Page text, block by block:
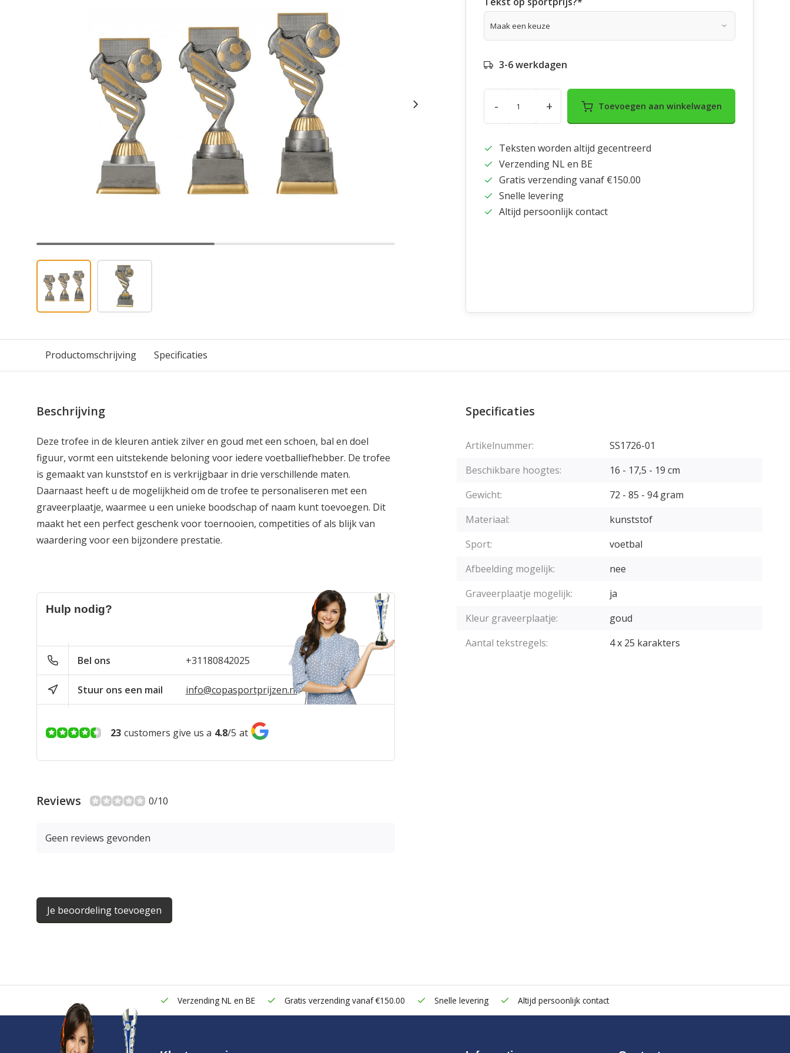
3-6 werkdagen
- + Toevoegen aan winkelwagen
Teksten worden altijd gecentreerd
Verzending NL en BE
Gratis verzending vanaf €150.00
Snelle levering
Altijd persoonlijk contact
Productomschrijving Specificaties
Beschrijving
Deze trofee in de kleuren antiek zilver en goud met een schoen, bal en doel
figuur, vormt een uitstekende beloning voor iedere voetballiefhebber. De trofee
is gemaakt van kunststof en is verkrijgbaar in drie verschillende maten.
Daarnaast heeft u de mogelijkheid om de trofee te personaliseren met een
graveerplaatje, waarmee u een unieke boodschap of naam kunt toevoegen. Dit
maakt het een perfect geschenk voor toernooien, competities of als blijk van
waardering voor een bijzondere prestatie.
Hulp nodig?
Bel ons +31180842025
Stuur ons een mail info@copasportprijzen.nl
23 customers give us a 4.8/5 at
Reviews 0/10
Geen reviews gevonden
Je beoordeling toevoegen
Specificaties
Artikelnummer:
SS1726-01
Beschikbare hoogtes:
16 - 17,5 - 19 cm
Gewicht:
72 - 85 - 94 gram
Materiaal:
kunststof
Sport:
voetbal
Afbeelding mogelijk:
nee
Graveerplaatje mogelijk:
ja
Kleur graveerplaatje:
goud
Aantal tekstregels:
4 x 25 karakters
Verzending NL en BE Gratis verzending vanaf €150.00 Snelle levering Altijd persoonlijk contact